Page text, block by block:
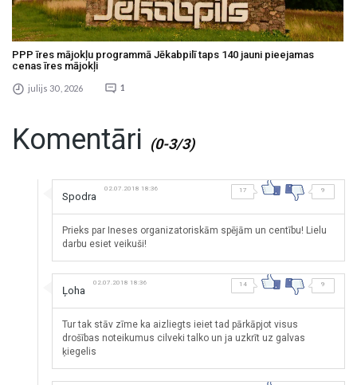
PPP īres mājokļu programmā Jēkabpilī taps 140 jauni pieejamas
cenas īres mājokļi
julijs 30 , 2026 1
Komentāri (0-3/3)
Spodra
02.07.2018 18:36 17 9
Prieks par Ineses organizatoriskām spējām un centību! Lielu
darbu esiet veikuši!
Ļoha
02.07.2018 18:36 14 9
Tur tak stāv zīme ka aizliegts ieiet tad pārkāpjot visus
drošības noteikumus cilveki talko un ja uzkrīt uz galvas
ķiegelis